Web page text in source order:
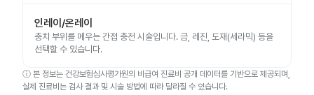
인레이/온레이
충치 부위를 메우는 간접 충전 시술입니다. 금, 레진, 도재(세라믹) 등을
선택할 수 있습니다.
ⓘ 본 정보는 건강보험심사평가원의 비급여 진료비 공개 데이터를 기반으로 제공되며,
실제 진료비는 검사 결과 및 시술 방법에 따라 달라질 수 있습니다.